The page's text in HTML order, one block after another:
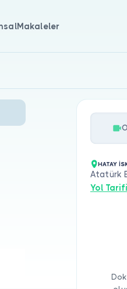
Makaleler
HATAY
Atatürk
Yol